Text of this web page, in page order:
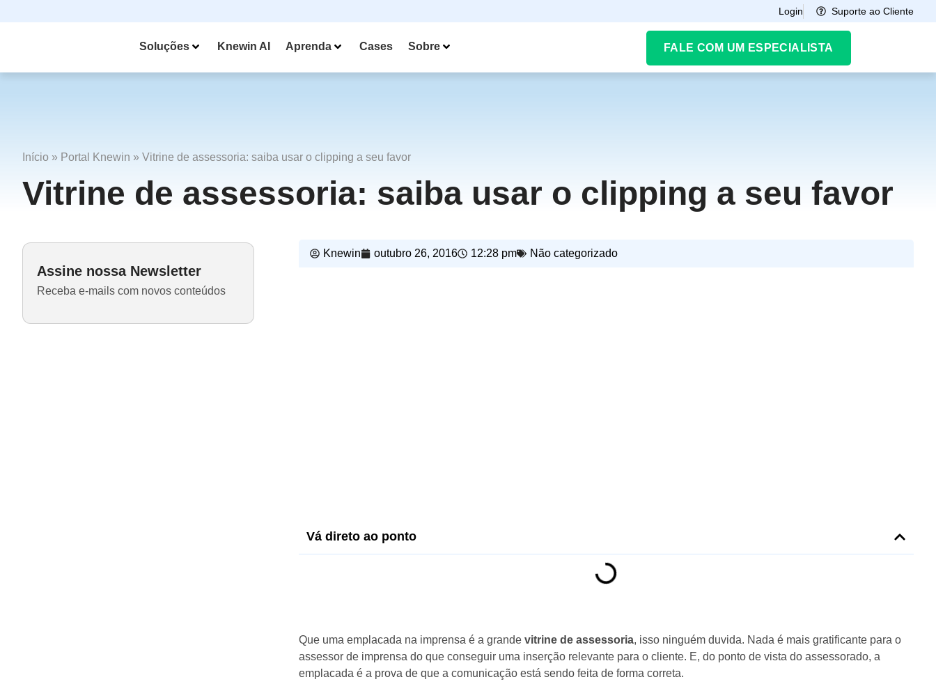
Login Suporte ao Cliente
Soluções Knewin AI Aprenda Cases Sobre FALE COM UM ESPECIALISTA
Início » Portal Knewin » Vitrine de assessoria: saiba usar o clipping a seu favor
Vitrine de assessoria: saiba usar o clipping a seu favor
Assine nossa Newsletter
Receba e-mails com novos conteúdos
Knewin outubro 26, 2016 12:28 pm Não categorizado
Vá direto ao ponto
Que uma emplacada na imprensa é a grande vitrine de assessoria, isso ninguém duvida. Nada é mais gratificante para o
assessor de imprensa do que conseguir uma inserção relevante para o cliente. E, do ponto de vista do assessorado, a
emplacada é a prova de que a comunicação está sendo feita de forma correta.